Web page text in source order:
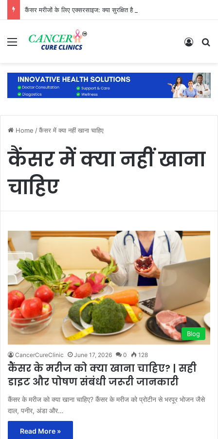
कैंसर मरीजों के लिए एक्सरसाइज: क्या सुरक्षित है और क्या नहीं?
Menu Log In
Home /कैंसर में क्या नहीं खाना चाहिए
कैंसर में क्या नहीं खाना
चाहिए
Blog
CancerCureClinic June 17, 2026 0 128
कैंसर के मरीज को क्या खाना चाहिए? | सही
डाइट और पोषण संबंधी जरूरी जानकारी
कैंसर के मरीज को क्या खाना चाहिए? कैंसर के मरीज को प्रोटीन से भरपूर भोजन जैसे
दाल, पनीर, अंडा और…
Read More »